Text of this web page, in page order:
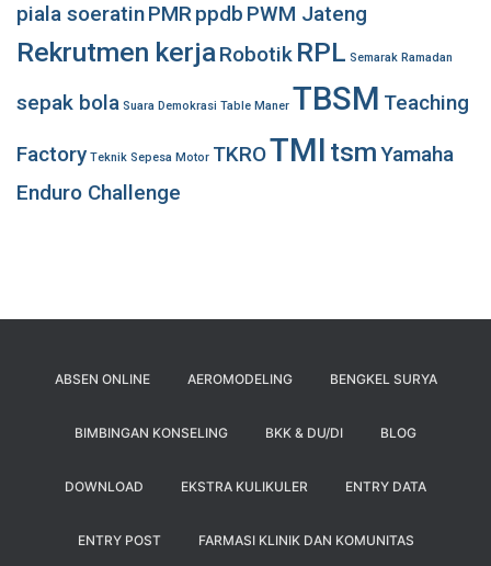
piala soeratinPMRppdb PWM Jateng
Rekrutmen kerjaRobotik RPL Semarak Ramadan
sepak bola Suara Demokrasi Table Maner TBSM Teaching
Factory Teknik Sepesa Motor TKROTMI tsmYamaha
Enduro Challenge
ABSEN ONLINE AEROMODELING BENGKEL SURYA
BIMBINGAN KONSELING BKK & DU/DI BLOG
DOWNLOAD EKSTRA KULIKULER ENTRY DATA
ENTRY POST FARMASI KLINIK DAN KOMUNITAS